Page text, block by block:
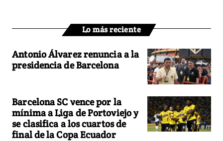
Lo más reciente
Antonio Álvarez renuncia a la
presidencia de Barcelona
Barcelona SC vence por la
mínima a Liga de Portoviejo y
se clasifica a los cuartos de
final de la Copa Ecuador